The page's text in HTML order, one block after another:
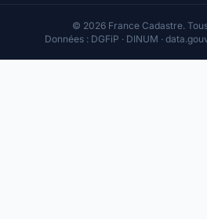
© 2026 France Cadastre.
Données : DGFiP · DINUM ·